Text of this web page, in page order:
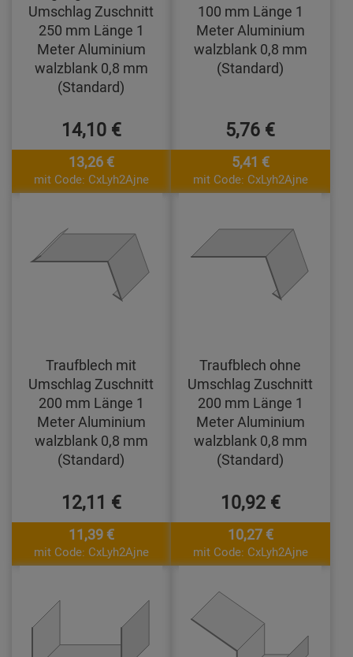
Umschlag Zuschnitt
250 mm Länge 1
Meter Aluminium
walzblank 0,8 mm
(Standard)
14,10 €
13,26 €
mit Code: CxLyh2Ajne
100 mm Länge 1
Meter Aluminium
walzblank 0,8 mm
(Standard)
5,76 €
5,41 €
mit Code: CxLyh2Ajne
Traufblech mit
Umschlag Zuschnitt
200 mm Länge 1
Meter Aluminium
walzblank 0,8 mm
(Standard)
12,11 €
11,39 €
mit Code: CxLyh2Ajne
Traufblech ohne
Umschlag Zuschnitt
200 mm Länge 1
Meter Aluminium
walzblank 0,8 mm
(Standard)
10,92 €
10,27 €
mit Code: CxLyh2Ajne